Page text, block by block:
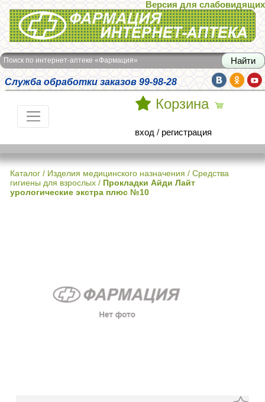
Интернет-аптека Фармация
Версия для слабовидящих
Поиск по интернет-аптеке «Фармация»
Служба обработки заказов 99-98-28
Корзина
вход / регистрация
Каталог / Изделия медицинского назначения / Средства
гигиены для взрослых / Прокладки Айди Лайт
урологические экстра плюс №10